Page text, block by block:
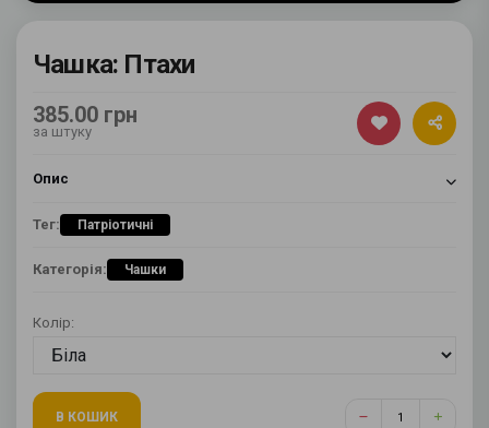
Чашка: Птахи
385.00 грн
за штуку
Опис
Тег: Патріотичні
Категорія: Чашки
Колір:
В КОШИК